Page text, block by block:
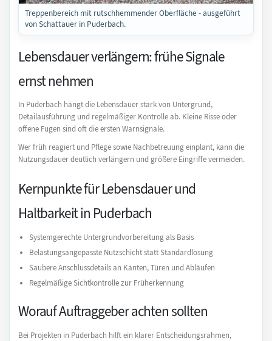
Treppenbereich mit rutschhemmender Oberfläche - ausgeführt
von Schattauer in Puderbach.
Lebensdauer verlängern: frühe Signale
ernst nehmen
In Puderbach hängt die Lebensdauer stark von Untergrund,
Detailausführung und regelmäßiger Kontrolle ab. Kleine Risse oder
offene Fugen sind oft die ersten Warnsignale.
Wer früh reagiert und Pflege sowie Nachbetreuung einplant, kann die
Nutzungsdauer deutlich verlängern und größere Eingriffe vermeiden.
Kernpunkte für Lebensdauer und
Haltbarkeit in Puderbach
Systemgerechte Untergrundvorbereitung als Basis
Belastungsangepasste Nutzschicht statt Standardlösung
Saubere Anschlussdetails an Kanten, Türen und Abläufen
Regelmäßige Sichtkontrolle zur Früherkennung
Worauf Auftraggeber achten sollten
Bei Projekten in Puderbach hilft ein klarer Entscheidungsrahmen,